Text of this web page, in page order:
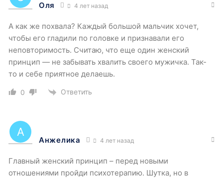
Оля 4 лет назад
А как же похвала? Каждый большой мальчик хочет,
чтобы его гладили по головке и признавали его
неповторимость. Считаю, что еще один женский
принцип — не забывать хвалить своего мужичка. Так-
то и себе приятное делаешь.
0 Ответить
Анжелика 4 лет назад
Главный женский принцип – перед новыми
отношениями пройди психотерапию. Шутка, но в